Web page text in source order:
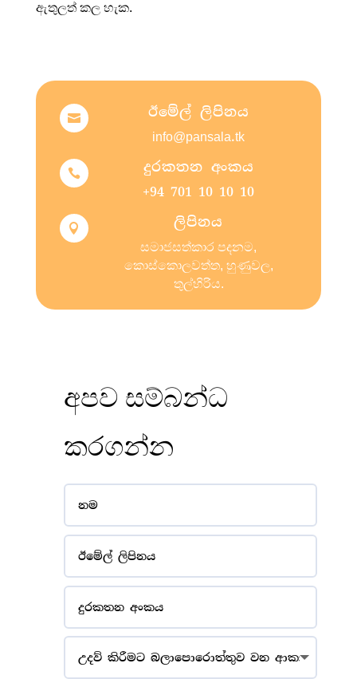
ඇතුලත් කල හැක.
 ඊමේල් ලිපිනය
info@pansala.tk
 දුරකතන අංකය
+94 701 10 10 10
 ලිපිනය
සමාජසත්කාර පදනම,
කොස්කොලවත්ත, හුණුවල,
තුල්හිරිය.
අපව සම්බන්ධ
කරගන්න